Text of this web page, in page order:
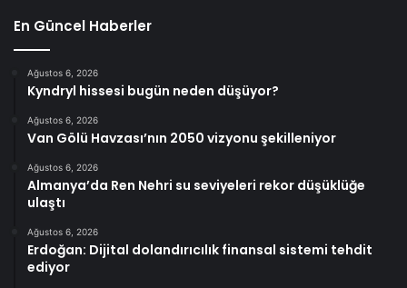
En Güncel Haberler
Ağustos 6, 2026
Kyndryl hissesi bugün neden düşüyor?
Ağustos 6, 2026
Van Gölü Havzası’nın 2050 vizyonu şekilleniyor
Ağustos 6, 2026
Almanya’da Ren Nehri su seviyeleri rekor düşüklüğe
ulaştı
Ağustos 6, 2026
Erdoğan: Dijital dolandırıcılık finansal sistemi tehdit
ediyor